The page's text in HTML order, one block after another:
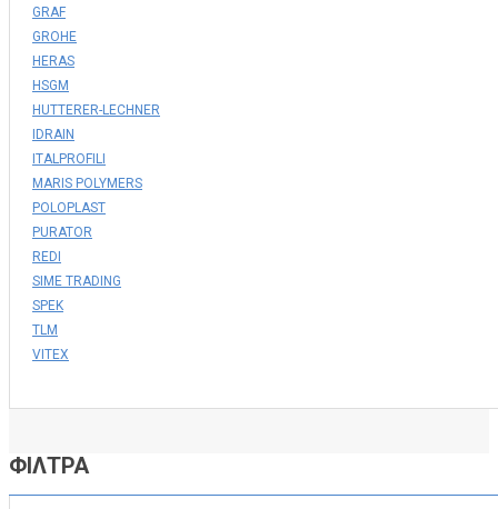
GRAF
GROHE
HERAS
HSGM
HUTTERER-LECHNER
IDRAIN
ITALPROFILI
MARIS POLYMERS
POLOPLAST
PURATOR
REDI
SIME TRADING
SPEK
TLM
VITEX
ΦΙΛΤΡΑ